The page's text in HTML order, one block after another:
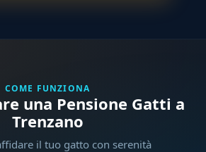
COME FUNZIONA
una Pensione Gatti a
Trenzano
il tuo gatto con serenità